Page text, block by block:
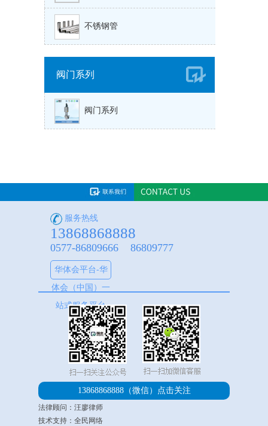
不锈钢管
阀门系列
阀门系列
服务热线
13868868888
0577-86809666 86809777
华体会平台-华
体会（中国）一
站式服务平台
13868868888（微信） 点击关注
法律顾问：汪廖律师
技术支持：全民网络